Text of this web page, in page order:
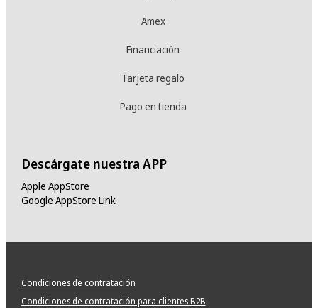
Amex
Financiación
Tarjeta regalo
Pago en tienda
Descárgate nuestra APP
Apple AppStore
Google AppStore Link
Condiciones de contratación
Condiciones de contratación para clientes B2B